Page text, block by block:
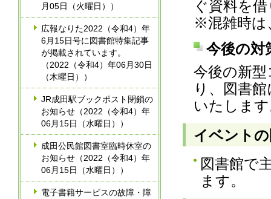
月05日（火曜日））
広報なりた2022（令和4）年
6月15日号に図書館特集記事
が掲載されています。
（2022（令和4）年06月30日
（木曜日））
JR成田駅ブックポスト閉鎖の
お知らせ（2022（令和4）年
06月15日（水曜日））
成田公民館図書室臨時休室の
お知らせ（2022（令和4）年
06月15日（水曜日））
電子書籍サービスの故障・障
ぐ資料を
※混雑時は
今後の対
今後の新
り、図書
いたしま
イベント
図書館で
ます。